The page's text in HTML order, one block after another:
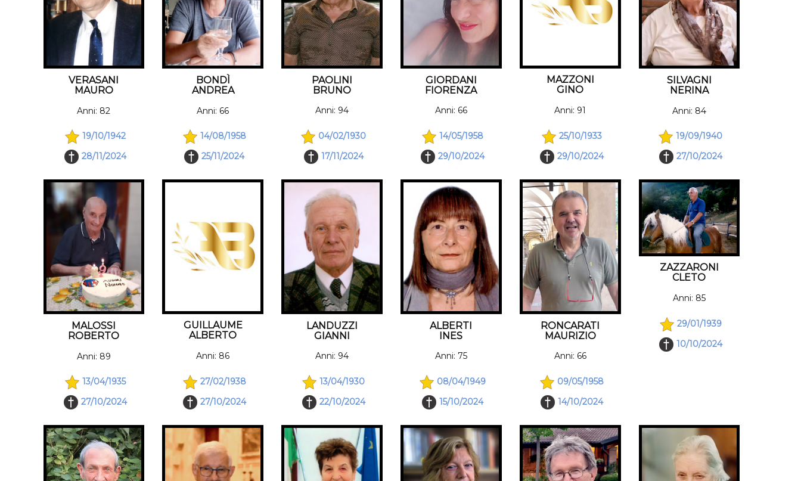
VERASANI
MAURO
Anni: 82
19/10/1942
28/11/2024
BONDÌ
ANDREA
Anni: 66
14/08/1958
25/11/2024
PAOLINI
BRUNO
Anni: 94
04/02/1930
17/11/2024
GIORDANI
FIORENZA
Anni: 66
14/05/1958
29/10/2024
MAZZONI
GINO
Anni: 91
25/10/1933
29/10/2024
SILVAGNI
NERINA
Anni: 84
19/09/1940
27/10/2024
MALOSSI
ROBERTO
Anni: 89
13/04/1935
27/10/2024
GUILLAUME
ALBERTO
Anni: 86
27/02/1938
27/10/2024
LANDUZZI
GIANNI
Anni: 94
13/04/1930
22/10/2024
ALBERTI
INES
Anni: 75
08/04/1949
15/10/2024
RONCARATI
MAURIZIO
Anni: 66
09/05/1958
14/10/2024
ZAZZARONI
CLETO
Anni: 85
29/01/1939
10/10/2024